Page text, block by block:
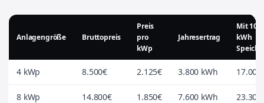
Anlagengröße Bruttopreis
Preis
pro
kWp
Jahresertrag
Mit 10
kWh
4 kWp 8.500€ 2.125€ 3.800 kWh
8 kWp 14.800€ 1.850€ 7.600 kWh